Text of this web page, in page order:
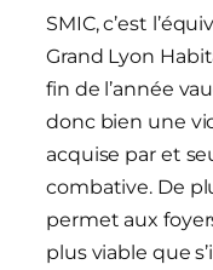
SMIC, c’est
Grand Lyon
fin de l’année
donc bien une
acquise par et
combative. De
permet aux
plus viable que